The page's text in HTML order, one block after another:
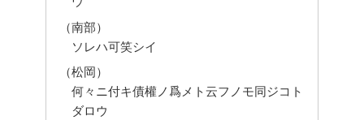
（南部）
ソレハ可笑シイ
（松岡）
何々ニ付キ債權ノ爲メト云フノモ同ジコト
ダロウ